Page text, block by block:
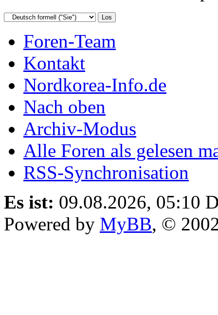
Foren-Team
Kontakt
Nordkorea-Info.de
Nach oben
Archiv-Modus
Alle Foren als gelesen
RSS-Synchronisation
Es ist: 09.08.2026, 05:10
Powered by MyBB, ©